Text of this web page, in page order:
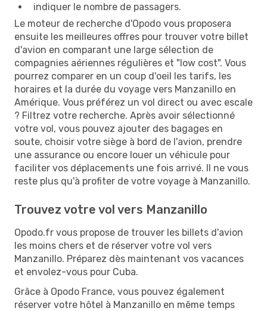
indiquer le nombre de passagers.
Le moteur de recherche d'Opodo vous proposera
ensuite les meilleures offres pour trouver votre billet
d'avion en comparant une large sélection de
compagnies aériennes régulières et "low cost". Vous
pourrez comparer en un coup d'oeil les tarifs, les
horaires et la durée du voyage vers Manzanillo en
Amérique. Vous préférez un vol direct ou avec escale
? Filtrez votre recherche. Après avoir sélectionné
votre vol, vous pouvez ajouter des bagages en
soute, choisir votre siège à bord de l'avion, prendre
une assurance ou encore louer un véhicule pour
faciliter vos déplacements une fois arrivé. Il ne vous
reste plus qu'à profiter de votre voyage à Manzanillo.
Trouvez votre vol vers Manzanillo
Opodo.fr vous propose de trouver les billets d'avion
les moins chers et de réserver votre vol vers
Manzanillo. Préparez dès maintenant vos vacances
et envolez-vous pour Cuba.
Grâce à Opodo France, vous pouvez également
réserver votre hôtel à Manzanillo en même temps